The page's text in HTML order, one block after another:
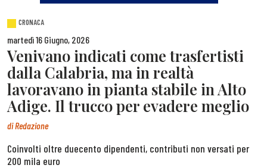
CRONACA
martedì 16 Giugno, 2026
Venivano indicati come trasfertisti
dalla Calabria, ma in realtà
lavoravano in pianta stabile in Alto
Adige. Il trucco per evadere meglio
diRedazione
Coinvolti oltre duecento dipendenti, contributi non versati per
200 mila euro